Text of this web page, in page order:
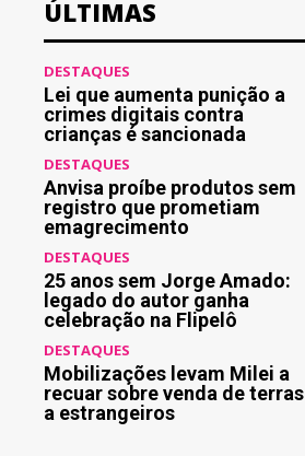
ÚLTIMAS
DESTAQUES
Lei que aumenta punição a
crimes digitais contra
crianças é sancionada
DESTAQUES
Anvisa proíbe produtos sem
registro que prometiam
emagrecimento
DESTAQUES
25 anos sem Jorge Amado:
legado do autor ganha
celebração na Flipelô
DESTAQUES
Mobilizações levam Milei a
recuar sobre venda de terras
a estrangeiros